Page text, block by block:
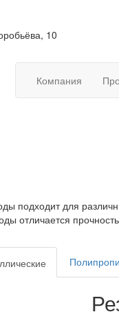
10
Компания
подходит для
отличается